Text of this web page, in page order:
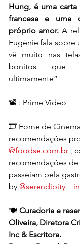
Hung, é uma
francesa e uma
próprio amor. A
Eugénie fala sobre
vê muito nas
bonitos que
ultimamente”
📽 : Prime Video
🎞 Fome de
recomendações
@foodse.com.br ,
recomendações
passeiam pela
by
🍽 Curadoria e
Oliveira, Diretora
Inc & Escritora.